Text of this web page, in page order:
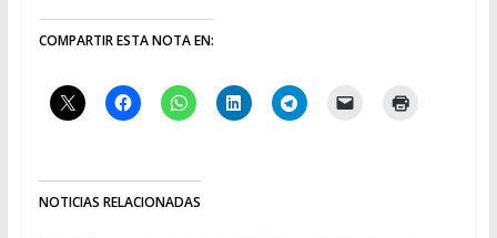
COMPARTIR ESTA NOTA EN:
NOTICIAS RELACIONADAS